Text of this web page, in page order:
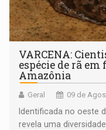
VARCENA:
espécie de rã
Amazônia
Geral 09 de
Identificada no oeste
revela uma